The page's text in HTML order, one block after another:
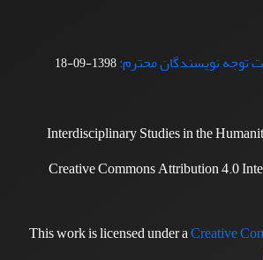
توجه نویسندگان محترم:1398-09-18
Interdisciplinary Studies in the
Creative Commons Attribution 4.0
This work is licensed under aCreative